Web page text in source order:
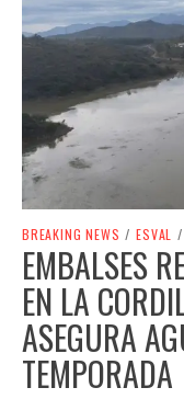
BREAKING NEWS / ESVAL /
EMBALSES
EN LA
ASEGURA
TEMPORADA